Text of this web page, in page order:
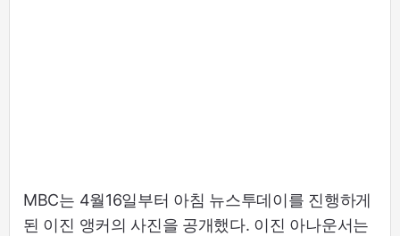
MBC는 4월16일부터 아침 뉴스투데이를 진행하게
된 이진 앵커의 사진을 공개했다. 이진 아나운서는